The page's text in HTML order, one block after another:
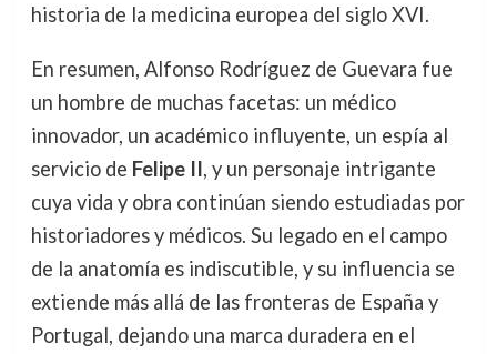
historia de la medicina europea del siglo XVI.
En resumen, Alfonso Rodríguez de Guevara fue
un hombre de muchas facetas: un médico
innovador, un académico influyente, un espía al
servicio de Felipe II, y un personaje intrigante
cuya vida y obra continúan siendo estudiadas por
historiadores y médicos. Su legado en el campo
de la anatomía es indiscutible, y su influencia se
extiende más allá de las fronteras de España y
Portugal, dejando una marca duradera en el